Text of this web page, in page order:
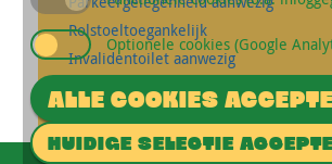
Rolstoeltoegankelijk
Invalidentoilet aanwezig
Optionele cookies (Google
ALLE COOKIES
HUIDIGE SELECTIE